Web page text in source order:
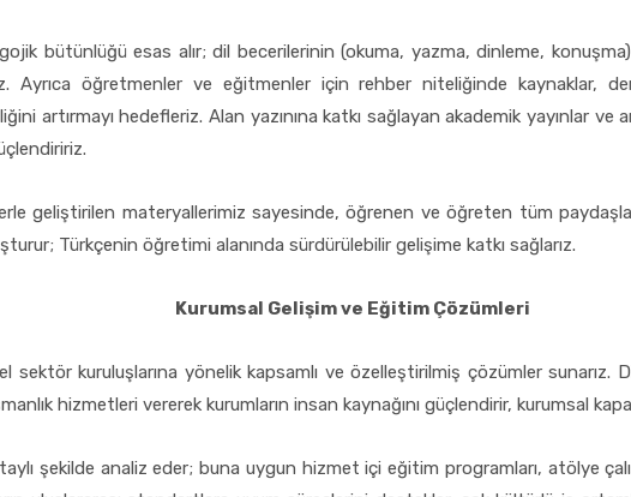
bütünlüğü esas alır; dil becerilerinin (okuma, yazma, dinleme,
Ayrıca öğretmenler ve eğitmenler için rehber niteliğinde kaynaklar,
artırmayı hedefleriz. Alan yazınına katkı sağlayan akademik yayınlar
geliştirilen materyallerimiz sayesinde, öğrenen ve öğreten tüm
Türkçenin öğretimi alanında sürdürülebilir gelişime katkı sağlarız.
Kurumsal Gelişim ve Eğitim Çözümleri
sektör kuruluşlarına yönelik kapsamlı ve özelleştirilmiş çözümler
hizmetleri vererek kurumların insan kaynağını güçlendirir, kurumsal
şekilde analiz eder; buna uygun hizmet içi eğitim programları, atölye